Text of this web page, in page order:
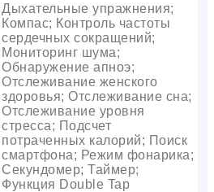
Дыхательные упражнения;
Компас; Контроль частоты
сердечных сокращений;
Мониторинг шума;
Обнаружение апноэ;
Отслеживание женского
здоровья; Отслеживание сна;
Отслеживание уровня
стресса; Подсчет
потраченных калорий; Поиск
смартфона; Режим фонарика;
Секундомер; Таймер;
Функция Double Tap